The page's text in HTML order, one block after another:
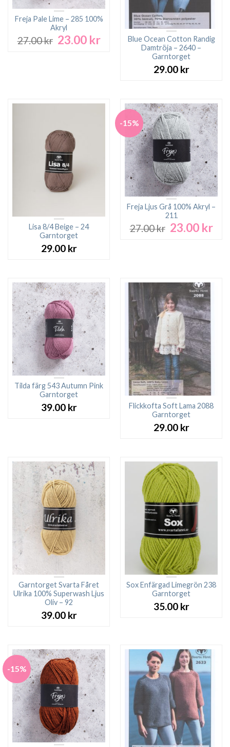
Freja Pale Lime – 285 100%
Akryl
27.00kr Det
23.00 krDet
nuvarande
Blue Ocean Cotton Randig
Damtröja – 2640 –
Garntorget
29.00 kr
Lisa 8/4 Beige – 24
Garntorget
29.00 kr
-15%
Freja Ljus Grå 100% Akryl –
211
27.00kr Det
23.00 krDet
Tilda färg 543 Autumn Pink
Garntorget
39.00 kr
Flickkofta Soft Lama 2088
Garntorget
29.00 kr
Garntorget Svarta Fåret
Ulrika 100% Superwash Ljus
Oliv – 92
39.00 kr
Sox Enfärgad Limegrön 238
Garntorget
35.00 kr
-15%